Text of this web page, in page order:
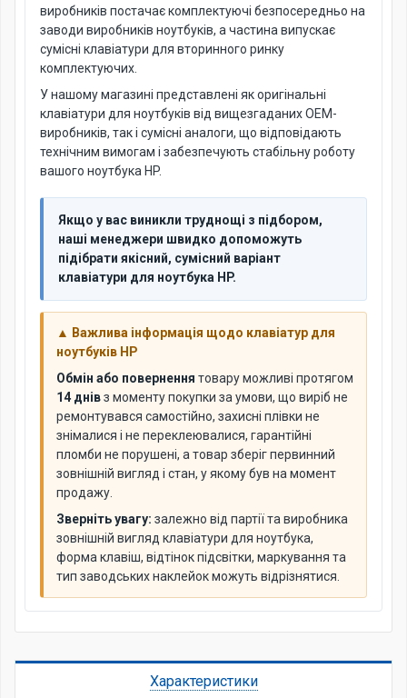
виробників постачає комплектуючі безпосередньо на
заводи виробників ноутбуків, а частина випускає
сумісні клавіатури для вторинного ринку
комплектуючих.
У нашому магазині представлені як оригінальні
клавіатури для ноутбуків від вищезгаданих OEM-
виробників, так і сумісні аналоги, що відповідають
технічним вимогам і забезпечують стабільну роботу
вашого ноутбука HP.
Якщо у вас виникли труднощі з підбором,
наші менеджери швидко допоможуть
підібрати якісний, сумісний варіант
клавіатури для ноутбука HP.
▲ Важлива інформація щодо клавіатур для
ноутбуків HP
Обмін або повернення товару можливі протягом
14 днівз моменту покупки за умови, що виріб не
ремонтувався самостійно, захисні плівки не
знімалися і не переклеювалися, гарантійні
пломби не порушені, а товар зберіг первинний
зовнішній вигляд і стан, у якому був на момент
продажу.
Зверніть увагу: залежно від партії та виробника
зовнішній вигляд клавіатури для ноутбука,
форма клавіш, відтінок підсвітки, маркування та
тип заводських наклейок можуть відрізнятися.
Характеристики